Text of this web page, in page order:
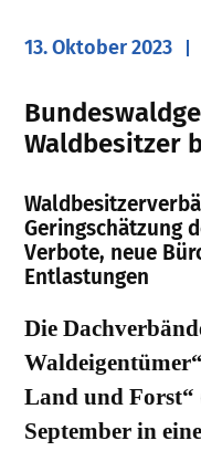
13. Oktober 2023
Waldbesitzer
Geringschätzung
Verbote, neue
Entlastungen
Die
Land und
September in